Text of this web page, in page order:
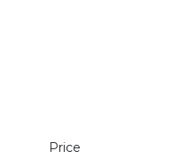
Price